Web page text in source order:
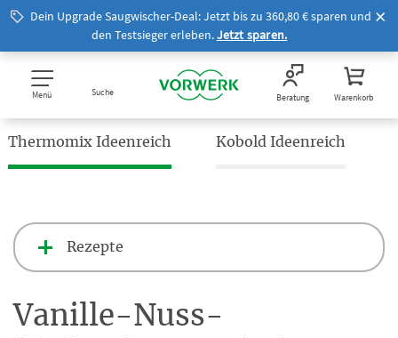
Dein Upgrade Saugwischer-Deal: Jetzt bis zu 360,80 € sparen und
den Testsieger erleben.Jetzt sparen.
Menü Suche Beratung Warenkorb
Thermomix Ideenreich Kobold Ideenreich
Rezepte
Vanille-Nuss-